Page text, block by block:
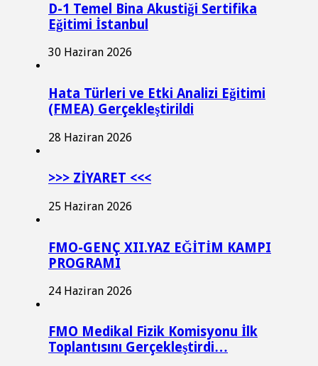
D-1 Temel Bina Akustiği Sertifika
Eğitimi İstanbul
30 Haziran 2026
Hata Türleri ve Etki Analizi Eğitimi
(FMEA) Gerçekleştirildi
28 Haziran 2026
>>> ZİYARET <<<
25 Haziran 2026
FMO-GENÇ XII.YAZ EĞİTİM KAMPI
PROGRAMI
24 Haziran 2026
FMO Medikal Fizik Komisyonu İlk
Toplantısını Gerçekleştirdi…